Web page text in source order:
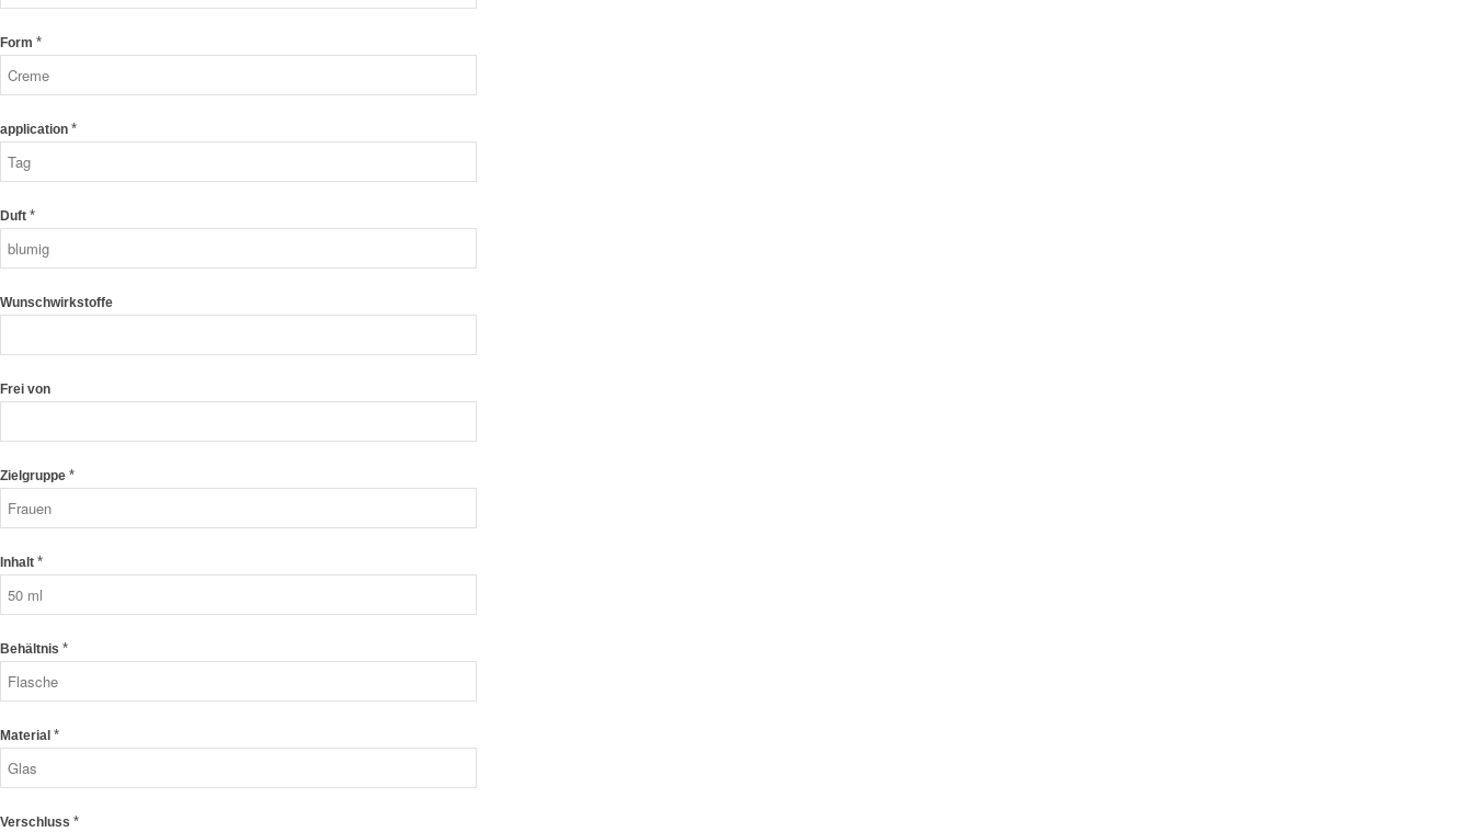
Form *
application *
Duft *
Wunschwirkstoffe
Frei von
Zielgruppe *
Inhalt *
Behältnis *
Material *
Verschluss *